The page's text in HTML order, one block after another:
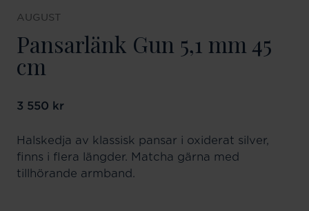
AUGUST
Pansarlänk Gun 5,1 mm 45
cm
Pris:3 550 kr
3 550 kr
Halskedja av klassisk pansar i oxiderat silver,
finns i flera längder. Matcha gärna med
tillhörande armband.